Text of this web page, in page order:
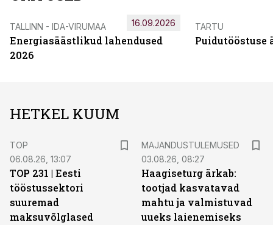
TALLINN - IDA-VIRUMAA
Energiasäästlikud lahendused
2026
16.09.2026 TARTU
Puidutööstuse
HETKEL KUUM
TOP
06.08.26, 13:07
TOP 231 | Eesti
tööstussektori
suuremad
maksuvõlglased
MAJANDUSTULEMUSED
03.08.26, 08:27
Haagiseturg ärkab:
tootjad kasvatavad
mahtu ja valmistuvad
uueks laienemiseks